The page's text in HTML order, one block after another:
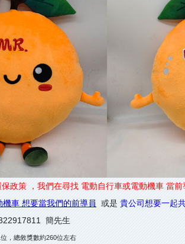
政策 ，我們在尋找 電動自行車或電動機車 當
車 想要當我們的前導員 或是 貴公司想要一起
簡先生
，總敘獎數約260位左右